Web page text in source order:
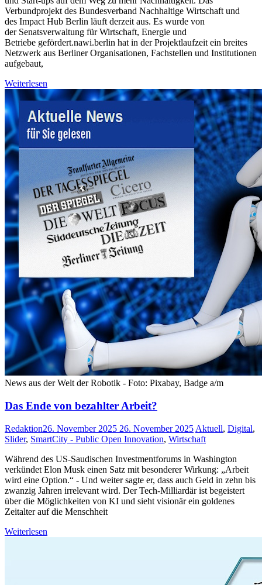
Verbundprojekt des Bundesverband Nachhaltige Wirtschaft und
des Impact Hub Berlin läuft derzeit aus. Es wurde von
der Senatsverwaltung für Wirtschaft, Energie und
Betriebe gefördert.nawi.berlin hat in der Projektlaufzeit ein breites
Netzwerk aus Berliner Organisationen, Fachstellen und Institutionen
aufgebaut,
Weiterlesen
News aus der Welt der Robotik - Foto: Pixabay, Badge a/m
Das Ende von bezahlter Arbeit?
Redaktion26. November 2025 26. November 2025 Aktuell, Digital,
Slider, SmartCity - Public Open Innovation, Wirtschaft
Während des US-Saudischen Investmentforums in Washington
verkündet Elon Musk einen Satz mit besonderer Wirkung: „Arbeit
wird eine Option.“ - Und weiter sagte er, dass auch Geld in zehn bis
zwanzig Jahren irrelevant wird. Der Tech-Milliardär ist begeistert
über die Möglichkeiten von KI und sieht visionär ein goldenes
Zeitalter auf die Menschheit
Weiterlesen